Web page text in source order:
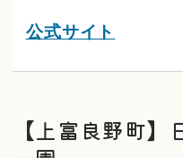
公式サイト
【上富良野町